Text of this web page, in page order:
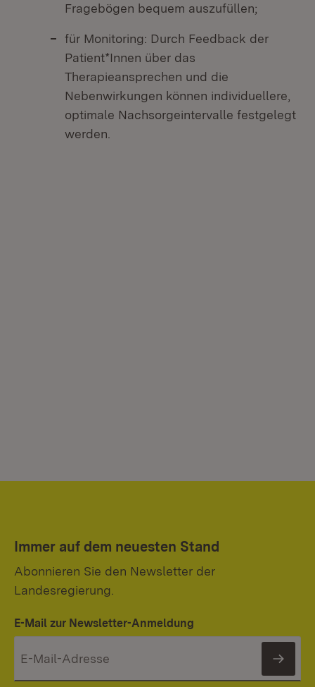
Fragebögen bequem auszufüllen;
für Monitoring: Durch Feedback der
Patient*Innen über das
Therapieansprechen und die
Nebenwirkungen können individuellere,
optimale Nachsorgeintervalle festgelegt
werden.
Immer auf dem neuesten Stand
Abonnieren Sie den Newsletter der
Landesregierung.
E-Mail zur Newsletter-Anmeldung